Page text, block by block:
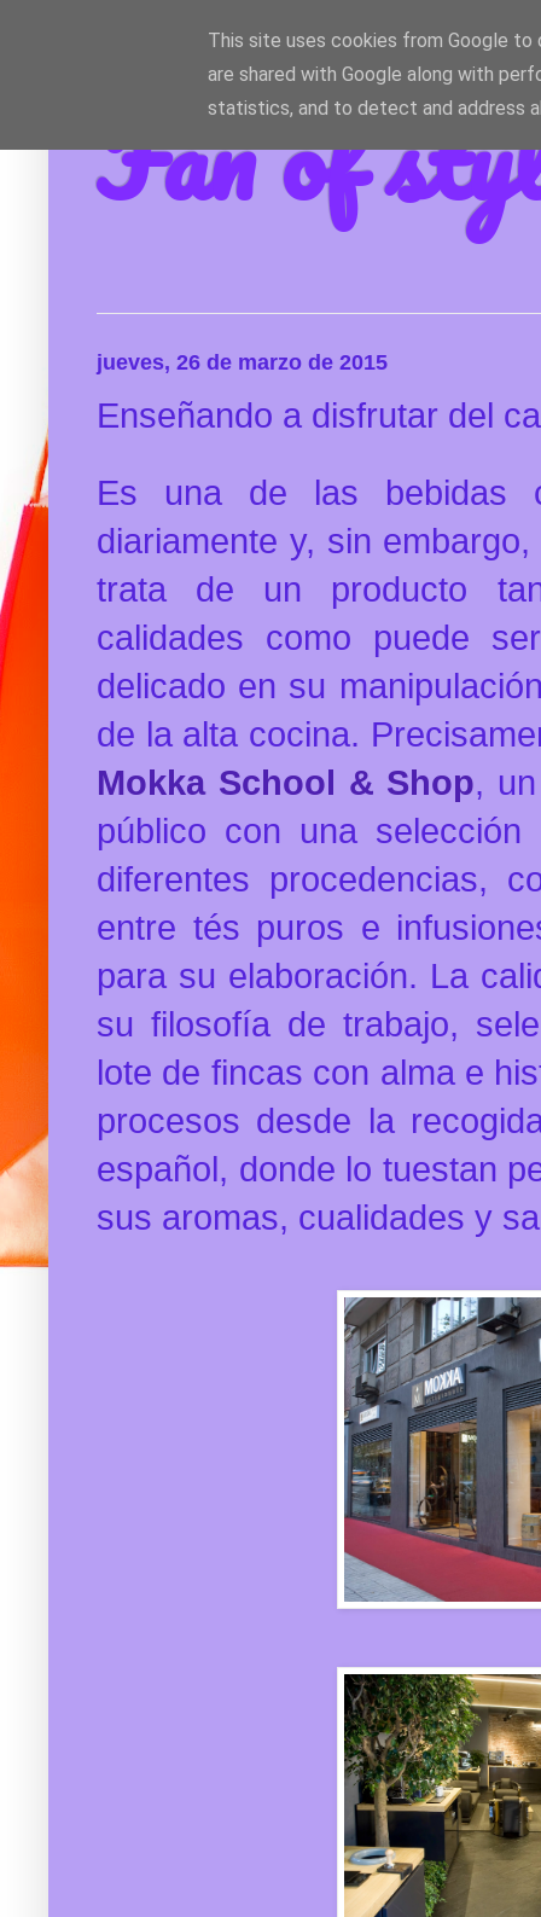
Fan of
jueves, 26 de marzo de 2015
Enseñando a disfrutar del
Es una de las bebidas
diariamente y, sin
trata de un producto
calidades como puede
delicado en su
de la alta cocina.
Mokka School & Shop,
público con una
diferentes procedencias,
entre tés puros e
para su elaboración. La
su filosofía de trabajo,
lote de fincas con alma e
procesos desde la
español, donde lo tuestan
sus aromas, cualidades y
This site uses cookies from Google to
are shared with Google along with
statistics, and to detect and address